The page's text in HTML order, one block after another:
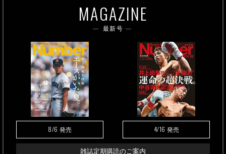
MAGAZINE
最新号
8/6 発売 4/16 発売
雑誌定期購読のご案内